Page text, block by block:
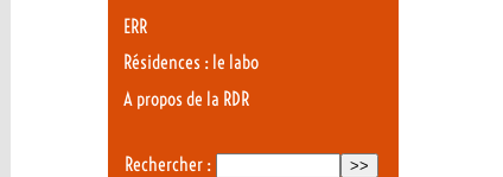
ERR
Résidences : le labo
A propos de la RDR
Rechercher :